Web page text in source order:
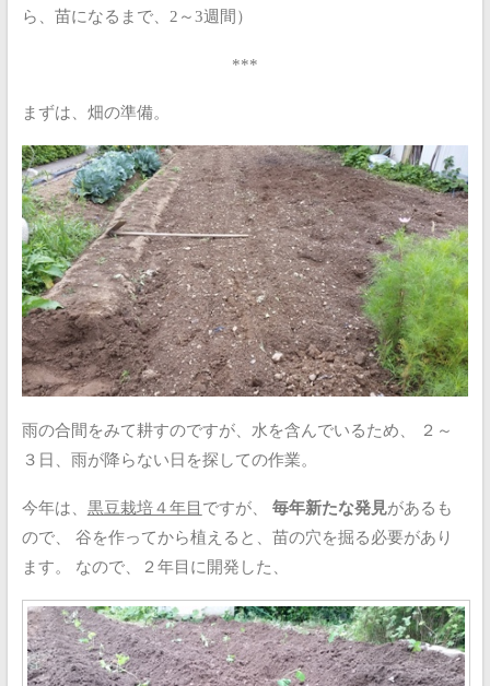
ら、苗になるまで、2～3週間）
***
まずは、畑の準備。
雨の合間をみて耕すのですが、水を含んでいるため、
２～
３日、雨が降らない日を探しての作業。
今年は、 黒豆栽培４年目 ですが、 毎年新たな発見があるも
ので、
谷を作ってから植えると、苗の穴を掘る必要があり
ます。
なので、２年目に開発した、